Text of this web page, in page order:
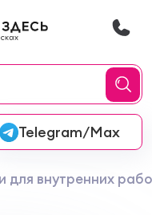
Онлайн-колеровка
Telegram/Max
для внутренних